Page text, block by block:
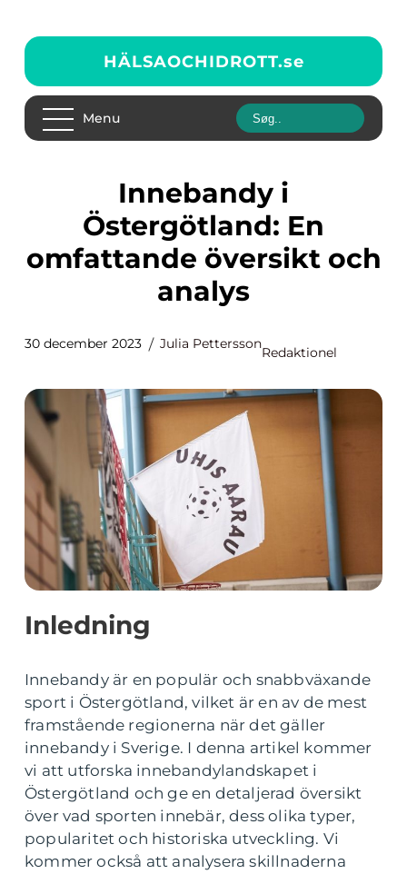
HÄLSAOCHIDROTT.se
Menu
Innebandy i
Östergötland: En
omfattande översikt och
analys
30 december 2023 Julia Pettersson
Redaktionel
Inledning
Innebandy är en populär och snabbväxande
sport i Östergötland, vilket är en av de mest
framstående regionerna när det gäller
innebandy i Sverige. I denna artikel kommer
vi att utforska innebandylandskapet i
Östergötland och ge en detaljerad översikt
över vad sporten innebär, dess olika typer,
popularitet och historiska utveckling. Vi
kommer också att analysera skillnaderna